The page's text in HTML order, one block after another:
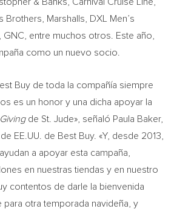
Brothers, Marshalls, DXL Men’s
entre muchos otros. Este año,
como un nuevo socio.
Buy de toda la compañía siempre
es un honor y una dicha apoyar la
de St. Jude», señaló Paula Baker,
EE.UU. de Best Buy. «Y, desde 2013,
a apoyar esta campaña,
en nuestras tiendas y en nuestro
contentos de darle la bienvenida
para otra temporada navideña, y